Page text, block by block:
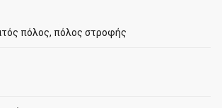
πόλος, πόλος στροφής